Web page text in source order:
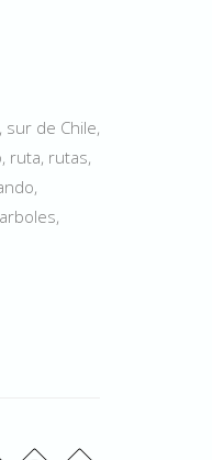
sur de Chile,
ruta, rutas,